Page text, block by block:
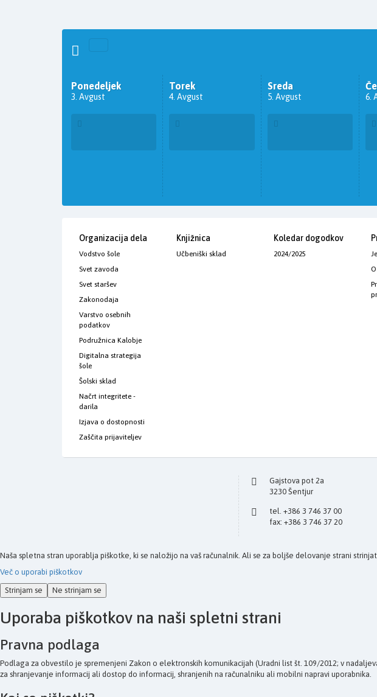
Ponedeljek
3. Avgust
Torek
4. Avgust
Sreda
5. Avgust 6.
Organizacija dela
Vodstvo šole
Svet zavoda
Svet staršev
Zakonodaja
Varstvo osebnih
podatkov
Podružnica Kalobje
Digitalna strategija
šole
Šolski sklad
Načrt integritete -
darila
Izjava o dostopnosti
Zaščita prijaviteljev
Knjižnica
Učbeniški sklad
Koledar dogodkov
2024/2025
Gajstova pot 2a
3230 Šentjur
tel. +386 3 746 37 00
fax: +386 3 746 37 20
Naša spletna stran uporablja piškotke, ki se naložijo na vaš računalnik. Ali se za boljše delovanje strani
Več o uporabi piškotkov
Strinjam se
Ne strinjam se
Uporaba piškotkov na naši spletni strani
Pravna podlaga
Podlaga za obvestilo je spremenjeni Zakon o elektronskih komunikacijah (Uradni list št. 109/2012; v
za shranjevanje informacij ali dostop do informacij, shranjenih na računalniku ali mobilni napravi uporabnika.